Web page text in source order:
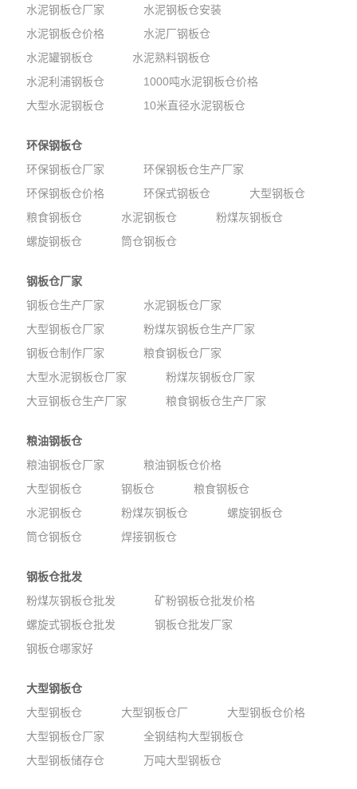
水泥钢板仓厂家
水泥钢板仓安装
水泥钢板仓价格
水泥厂钢板仓
水泥罐钢板仓
水泥熟料钢板仓
水泥利浦钢板仓
1000吨水泥钢板仓价格
大型水泥钢板仓
10米直径水泥钢板仓
环保钢板仓
环保钢板仓厂家
环保钢板仓生产厂家
环保钢板仓价格
环保式钢板仓
大型钢板仓
粮食钢板仓
水泥钢板仓
粉煤灰钢板仓
螺旋钢板仓
筒仓钢板仓
钢板仓厂家
钢板仓生产厂家
水泥钢板仓厂家
大型钢板仓厂家
粉煤灰钢板仓生产厂家
钢板仓制作厂家
粮食钢板仓厂家
大型水泥钢板仓厂家
粉煤灰钢板仓厂家
大豆钢板仓生产厂家
粮食钢板仓生产厂家
粮油钢板仓
粮油钢板仓厂家
粮油钢板仓价格
大型钢板仓
钢板仓
粮食钢板仓
水泥钢板仓
粉煤灰钢板仓
螺旋钢板仓
筒仓钢板仓
焊接钢板仓
钢板仓批发
粉煤灰钢板仓批发
矿粉钢板仓批发价格
螺旋式钢板仓批发
钢板仓批发厂家
钢板仓哪家好
大型钢板仓
大型钢板仓
大型钢板仓厂
大型钢板仓价格
大型钢板仓厂家
全钢结构大型钢板仓
大型钢板储存仓
万吨大型钢板仓